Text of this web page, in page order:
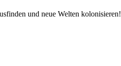
und neue Welten kolonisieren!